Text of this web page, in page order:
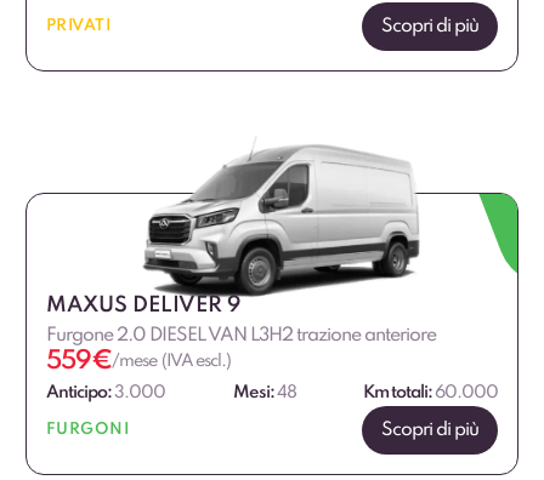
PRIVATI Scopri di più
MAXUS DELIVER 9
Furgone 2.0 DIESEL VAN L3H2 trazione anteriore
559€/mese (IVA escl.)
Anticipo:3.000 Mesi:48 Km totali: 60.000
FURGONI Scopri di più